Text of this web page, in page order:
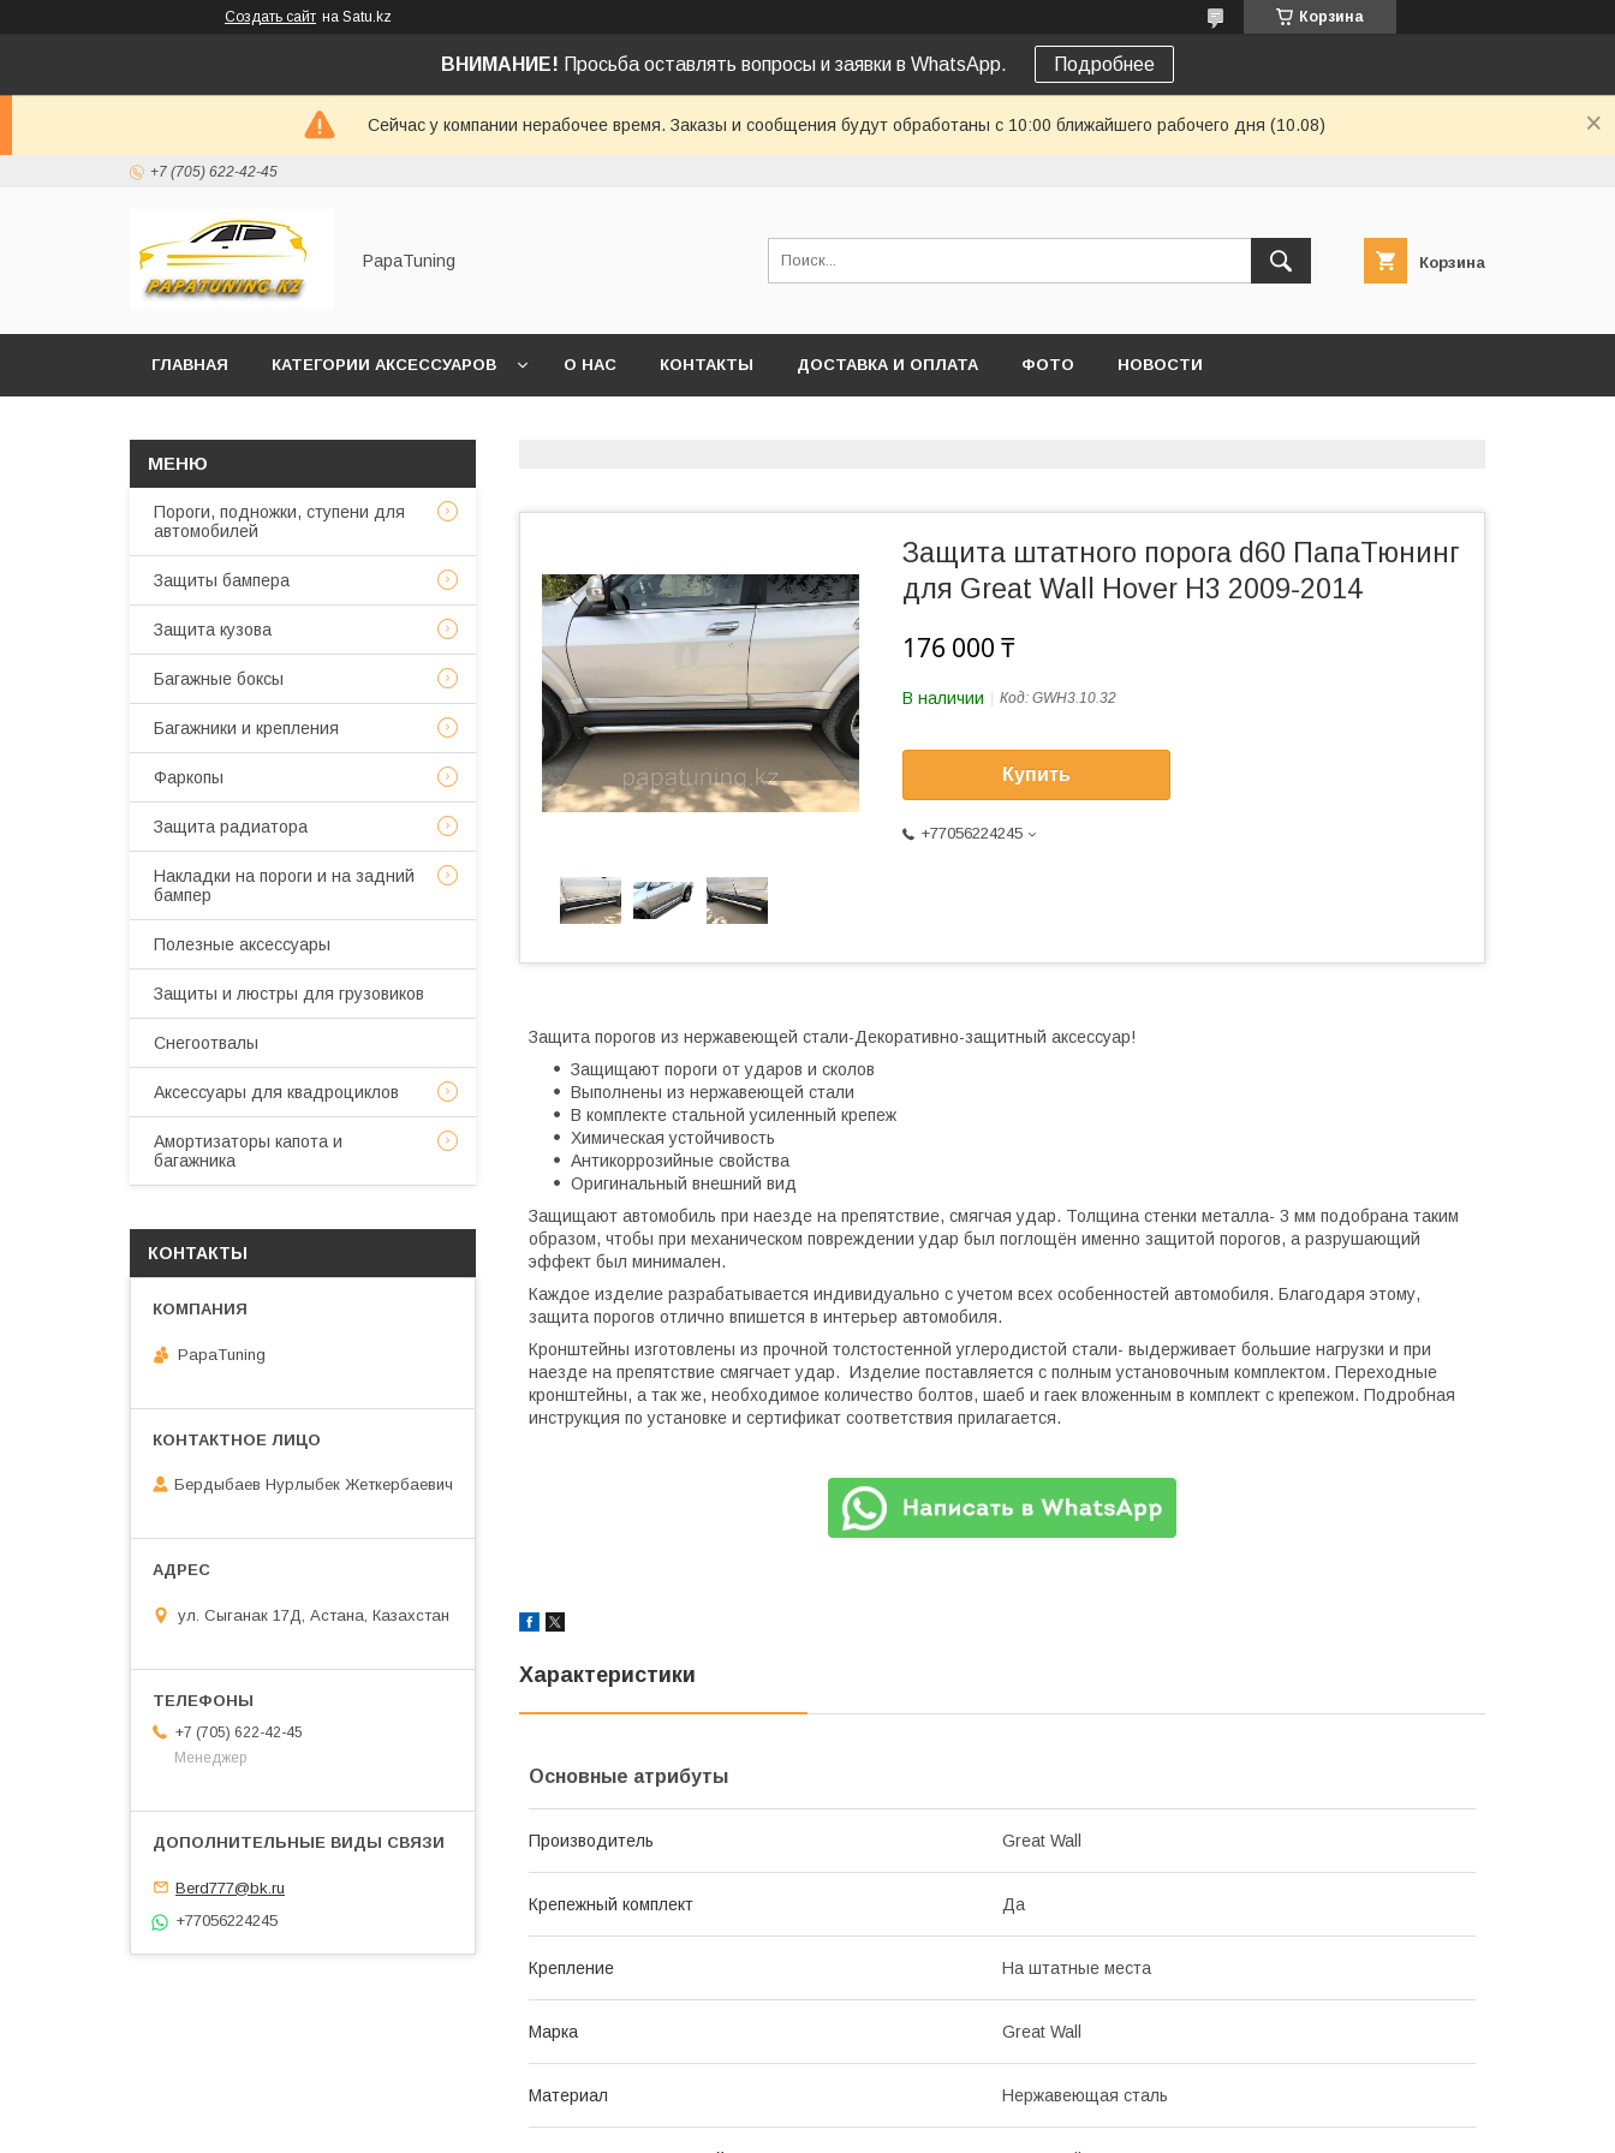
Создать сайт на Satu.kz Корзина
ВНИМАНИЕ! Просьба оставлять вопросы и заявки в WhatsApp. Подробнее
Сейчас у компании нерабочее время. Заказы и сообщения будут обработаны с 10:00 ближайшего рабочего дня (10.08)
+7 (705) 622-42-45
PapaTuning Корзина
ГЛАВНАЯ КАТЕГОРИИ АКСЕССУАРОВ О НАС КОНТАКТЫ ДОСТАВКА И ОПЛАТА ФОТО НОВОСТИ
Защита штатного порога d60 ПапаТюнинг
для Great Wall Hover H3 2009-2014
176 000 ₸
В наличии Код: GWH3.10.32
Купить
+77056224245
Защита порогов из нержавеющей стали-Декоративно-защитный аксессуар!
Защищают пороги от ударов и сколов
Выполнены из нержавеющей стали
В комплекте стальной усиленный крепеж
Химическая устойчивость
Антикоррозийные свойства
Оригинальный внешний вид
Защищают автомобиль при наезде на препятствие, смягчая удар. Толщина стенки металла- 3 мм подобрана таким
образом, чтобы при механическом повреждении удар был поглощён именно защитой порогов, а разрушающий
эффект был минимален.
Каждое изделие разрабатывается индивидуально с учетом всех особенностей автомобиля. Благодаря этому,
защита порогов отлично впишется в интерьер автомобиля.
Кронштейны изготовлены из прочной толстостенной углеродистой стали- выдерживает большие нагрузки и при
наезде на препятствие смягчает удар. Изделие поставляется с полным установочным комплектом. Переходные
кронштейны, а так же, необходимое количество болтов, шаеб и гаек вложенным в комплект с крепежом. Подробная
инструкция по установке и сертификат соответствия прилагается.
Характеристики
Основные атрибуты
Производитель Great Wall
Крепежный комплект Да
Крепление На штатные места
Марка Great Wall
Материал Нержавеющая сталь
Пороги, подножки, ступени для
автомобилей
Защиты бампера
Защита кузова
Багажные боксы
Багажники и крепления
Фаркопы
Защита радиатора
Накладки на пороги и на задний
бампер
Полезные аксессуары
Защиты и люстры для грузовиков
Снегоотвалы
Аксессуары для квадроциклов
Амортизаторы капота и
багажника
КОНТАКТЫ
PapaTuning
Бердыбаев Нурлыбек Жеткербаевич
ул. Сыганак 17Д, Астана, Казахстан
+7 (705) 622-42-45
Менеджер
Berd777@bk.ru
+77056224245